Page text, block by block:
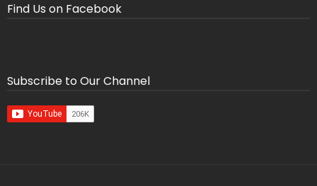
Find Us on Facebook
Subscribe to Our Channel